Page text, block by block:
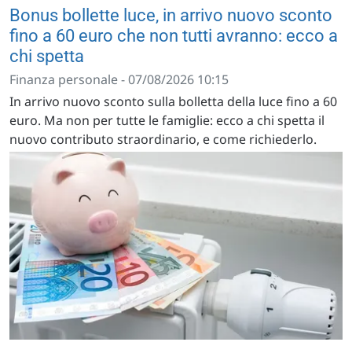
Bonus bollette luce, in arrivo nuovo sconto
fino a 60 euro che non tutti avranno: ecco a
chi spetta
Finanza personale - 07/08/2026 10:15
In arrivo nuovo sconto sulla bolletta della luce fino a 60
euro. Ma non per tutte le famiglie: ecco a chi spetta il
nuovo contributo straordinario, e come richiederlo.